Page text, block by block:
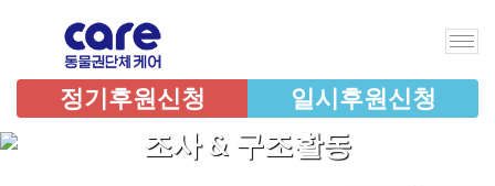
정기후원신청
일시후원신청
조사 & 구조활동